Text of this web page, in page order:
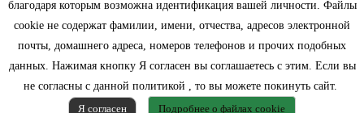
благодаря которым возможна идентификация вашей личности. Файлы
cookie не содержат фамилии, имени, отчества, адресов электронной
почты, домашнего адреса, номеров телефонов и прочих подобных
данных. Нажимая кнопку Я согласен вы соглашаетесь с этим. Если вы
не согласны с данной политикой , то вы можете покинуть сайт.
Я согласен
Подробнее о файлах cookie
Контактная информация